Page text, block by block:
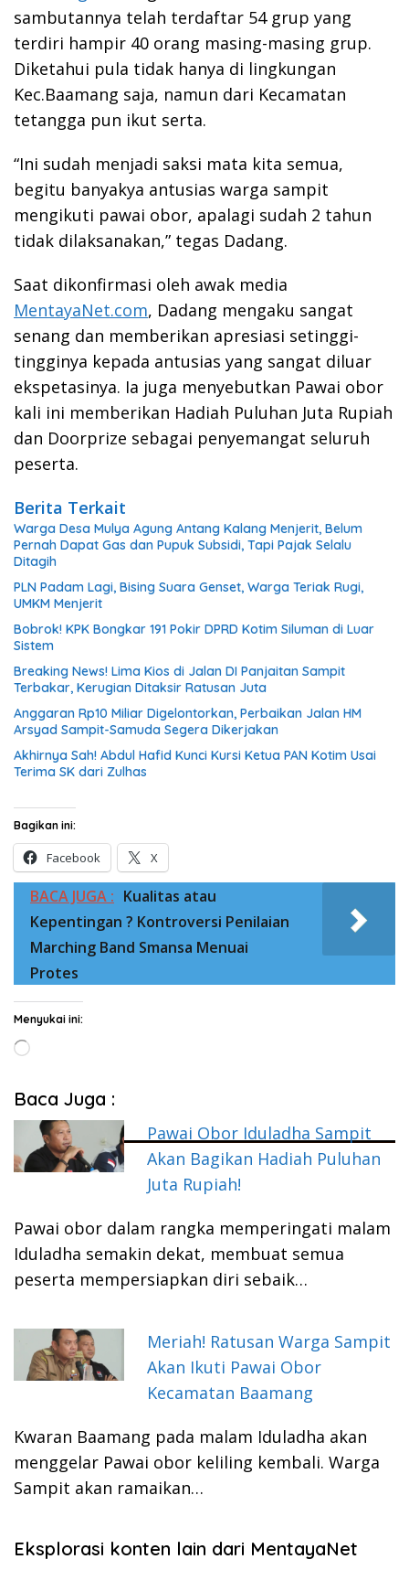
sambutannya telah terdaftar 54 grup yang
terdiri hampir 40 orang masing-masing grup.
Diketahui pula tidak hanya di lingkungan
Kec.Baamang saja, namun dari Kecamatan
tetangga pun ikut serta.
“Ini sudah menjadi saksi mata kita semua,
begitu banyakya antusias warga sampit
mengikuti pawai obor, apalagi sudah 2 tahun
tidak dilaksanakan,” tegas Dadang.
Saat dikonfirmasi oleh awak media
MentayaNet.com, Dadang mengaku sangat
senang dan memberikan apresiasi setinggi-
tingginya kepada antusias yang sangat diluar
ekspetasinya. Ia juga menyebutkan Pawai obor
kali ini memberikan Hadiah Puluhan Juta Rupiah
dan Doorprize sebagai penyemangat seluruh
peserta.
Berita Terkait
Warga Desa Mulya Agung Antang Kalang Menjerit, Belum
Pernah Dapat Gas dan Pupuk Subsidi, Tapi Pajak Selalu
Ditagih
PLN Padam Lagi, Bising Suara Genset, Warga Teriak Rugi,
UMKM Menjerit
Bobrok! KPK Bongkar 191 Pokir DPRD Kotim Siluman di Luar
Sistem
Breaking News! Lima Kios di Jalan DI Panjaitan Sampit
Terbakar, Kerugian Ditaksir Ratusan Juta
Anggaran Rp10 Miliar Digelontorkan, Perbaikan Jalan HM
Arsyad Sampit-Samuda Segera Dikerjakan
Akhirnya Sah! Abdul Hafid Kunci Kursi Ketua PAN Kotim Usai
Terima SK dari Zulhas
Bagikan ini:
Facebook X
BACA JUGA : Kualitas atau
Kepentingan ? Kontroversi Penilaian
Marching Band Smansa Menuai
Protes
Menyukai ini:
Memuat...
Baca Juga :
Pawai Obor Iduladha Sampit
Akan Bagikan Hadiah Puluhan
Juta Rupiah!
Pawai obor dalam rangka memperingati malam
Iduladha semakin dekat, membuat semua
peserta mempersiapkan diri sebaik…
Meriah! Ratusan Warga Sampit
Akan Ikuti Pawai Obor
Kecamatan Baamang
Kwaran Baamang pada malam Iduladha akan
menggelar Pawai obor keliling kembali. Warga
Sampit akan ramaikan…
Eksplorasi konten lain dari MentayaNet